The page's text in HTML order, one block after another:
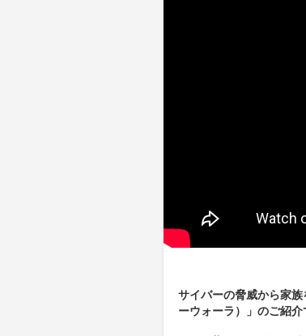
サイバーの脅威から家
ーウォーラ）」のご紹介